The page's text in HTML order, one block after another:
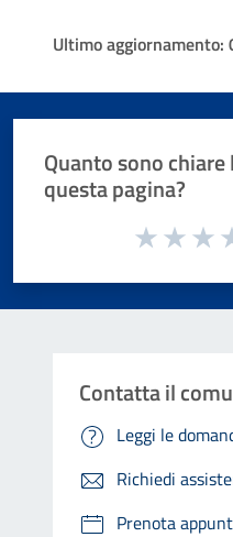
Ultimo aggiornamento:
Quanto sono
questa pagina?
Valuta da 1 a 5 stelle la
Contatta il
Leggi le
Richiedi
Prenota